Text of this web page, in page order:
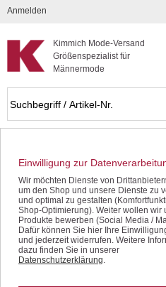
Kompletten Head der Seite überspringen
Kimmich Mode-Versand
Größenspezialist für
Männermode
Anmelden
Einwilligung zur
Wir möchten Dienste von
um den Shop und unsere Dienste zu
und optimal zu gestalten
Shop-Optimierung). Weiter wollen wir
Produkte bewerben (Social Media /
Dafür können Sie hier Ihre
und jederzeit widerrufen. Weitere
dazu finden Sie in unserer
Datenschutzerklärung.